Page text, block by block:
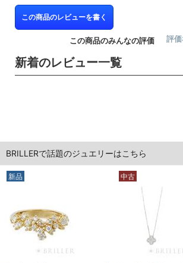
この商品のレビューを書く
この商品のみんなの評価 評
新着のレビュー一覧
BRILLERで話題のジュエリーはこちら
新品 中古